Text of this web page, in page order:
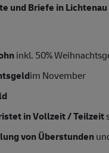
und Briefe in Lichtenau
inkl. 50%
im November
in Vollzeit / Teilzeit
von Überstunden